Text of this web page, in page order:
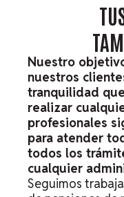
Nuestro
nuestros
tranquilidad
realizar
profesionales
para atender
todos los
cualquier
Seguimos